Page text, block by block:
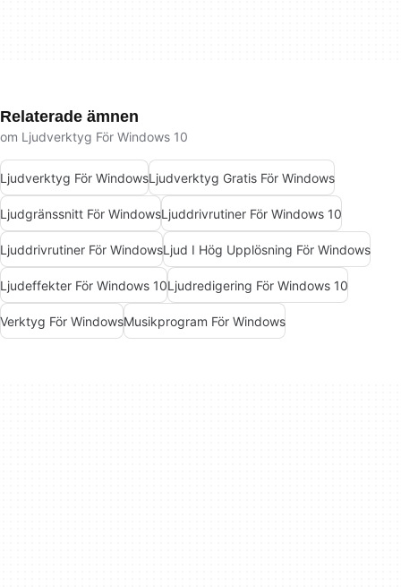
Relaterade ämnen
om Ljudverktyg För Windows 10
Ljudverktyg För WindowsLjudverktyg Gratis För Windows
Ljudgränssnitt För WindowsLjuddrivrutiner För Windows 10
Ljuddrivrutiner För WindowsLjud I Hög Upplösning För Windows
Ljudeffekter För Windows 10Ljudredigering För Windows 10
Verktyg För WindowsMusikprogram För Windows